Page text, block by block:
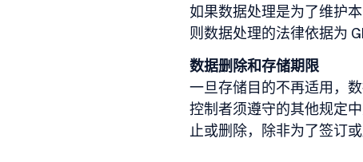
如果数据处理是为了维护
则数据处理的法律依据为
数据删除和存储期限
一旦存储目的不再适用，
控制者须遵守的其他规定
止或删除，除非为了签订